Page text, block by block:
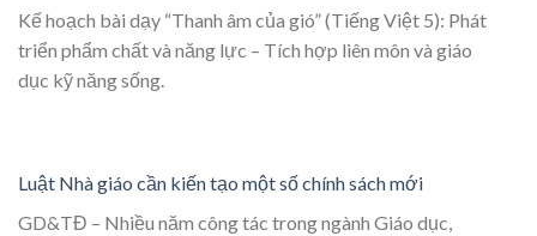
Kế hoạch bài dạy “Thanh âm của gió” (Tiếng Việt 5): Phát
triển phẩm chất và năng lực – Tích hợp liên môn và giáo
dục kỹ năng sống.
Luật Nhà giáo cần kiến tạo một số chính sách mới
GD&TĐ – Nhiều năm công tác trong ngành Giáo dục,